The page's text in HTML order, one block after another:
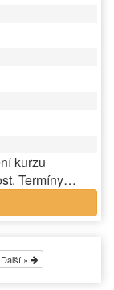
kurzu
Termíny…
Další »